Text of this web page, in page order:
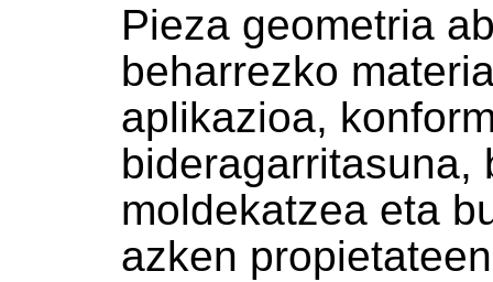
Pieza geometria
beharrezko
aplikazioa,
bideragarritasuna,
moldekatzea eta
azken